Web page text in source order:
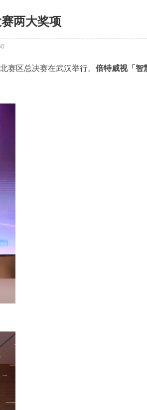
两大奖项
区总决赛在武汉举行。 倍特威视「智